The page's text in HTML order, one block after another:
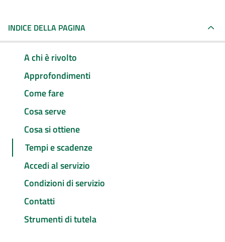
INDICE DELLA PAGINA
A chi è rivolto
Approfondimenti
Come fare
Cosa serve
Cosa si ottiene
Tempi e scadenze
Accedi al servizio
Condizioni di servizio
Contatti
Strumenti di tutela